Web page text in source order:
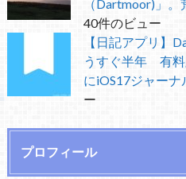
（Dartmoor)」。
40件のビュー
【日記アプリ】
うすぐ半年 有料
にiOS17ジャー
ー
プロフィール